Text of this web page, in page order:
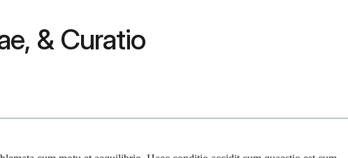
& Curatio